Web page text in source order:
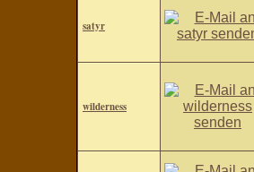
satyr
wilderness